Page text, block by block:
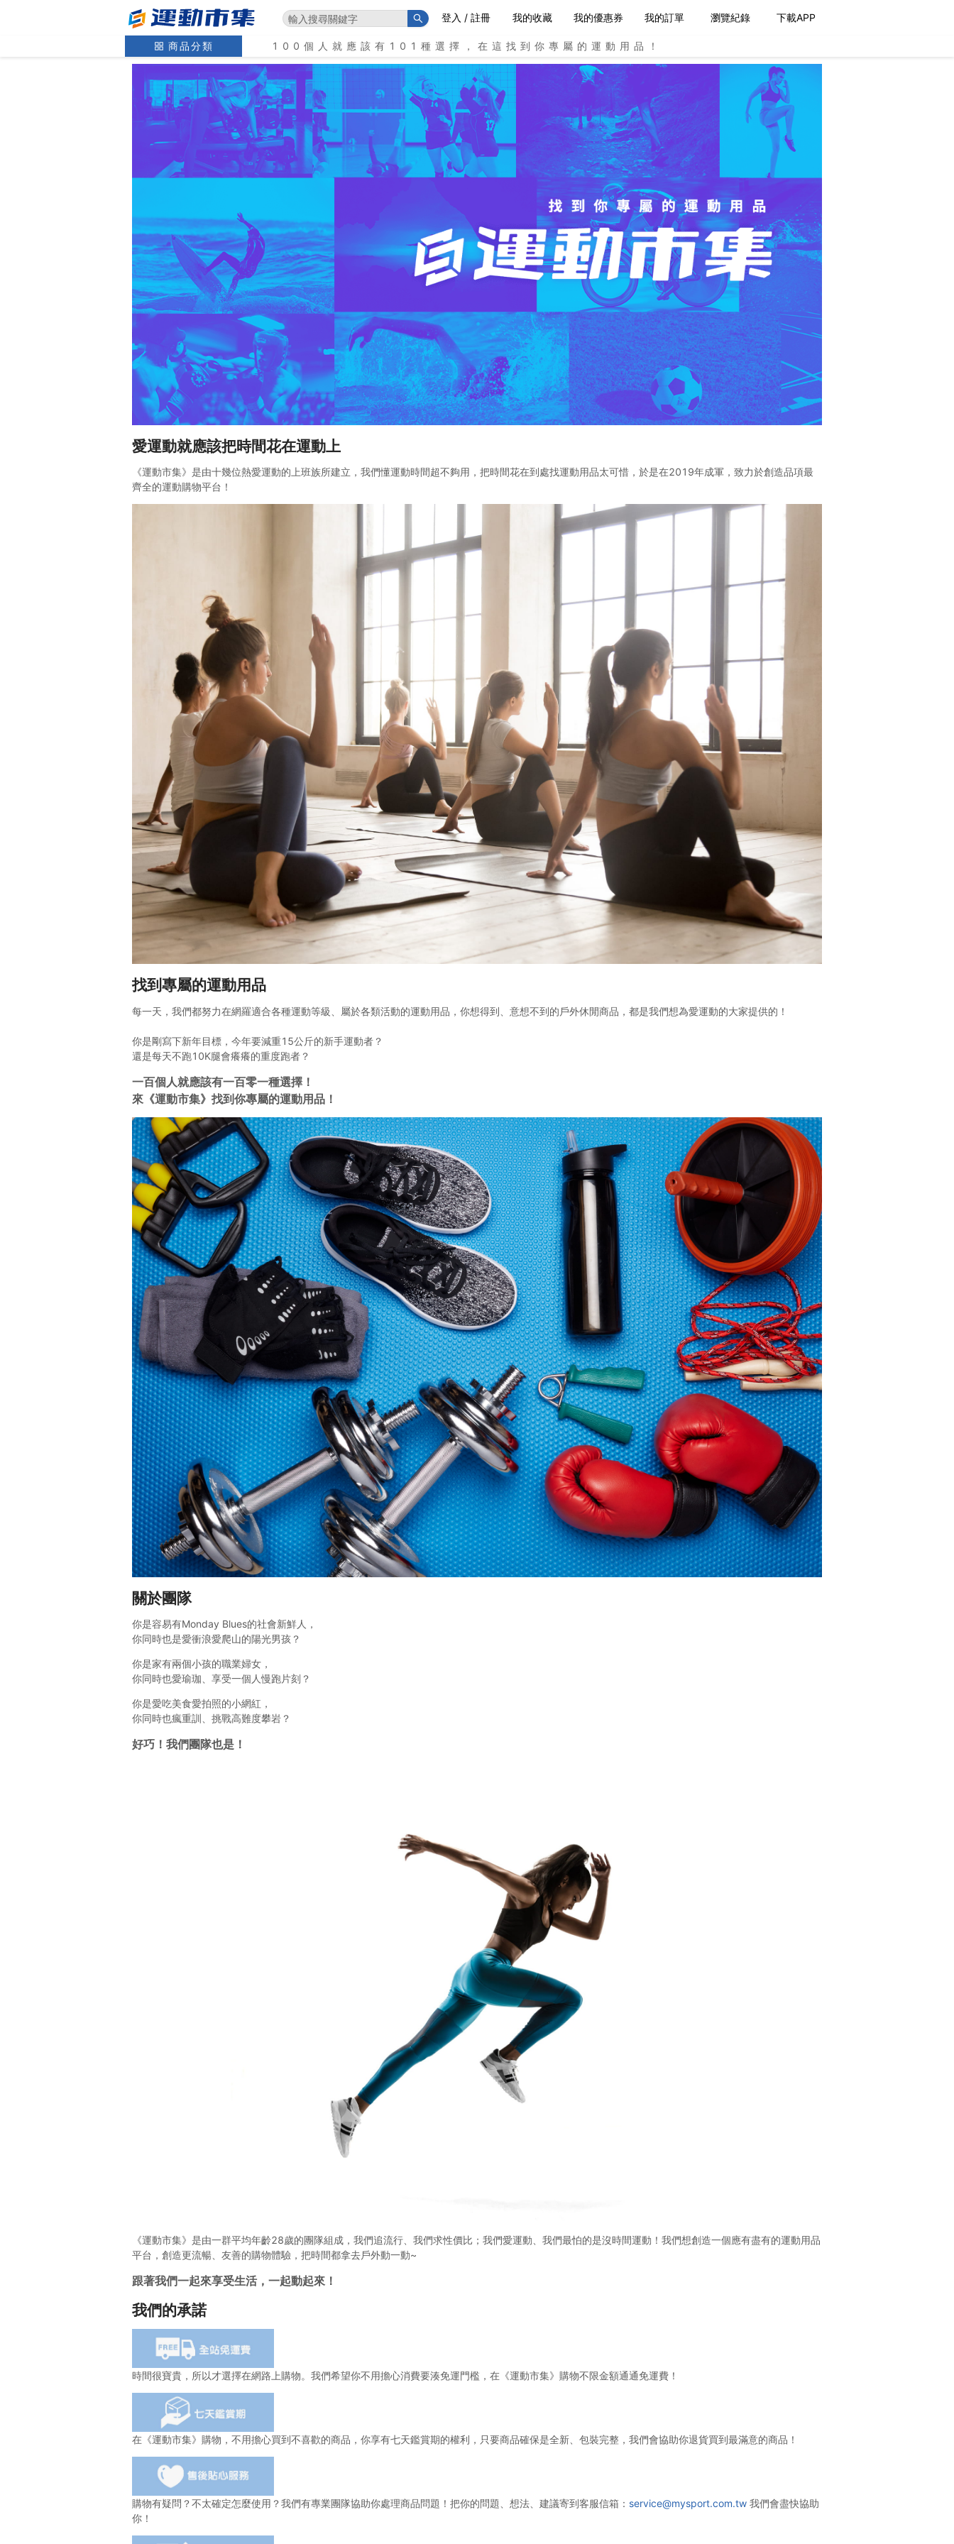
登入 / 註冊 我的收藏 我的優惠券 我的訂單 瀏覽紀錄 下載APP
商品分類 100個人就應該有101種選擇，在這找到你專屬的運動用品！
愛運動就應該把時間花在運動上
《運動市集》是由十幾位熱愛運動的上班族所建立，我們懂運動時間超不夠用，把時間花在到處找運動用品太可惜，於是在2019年成軍，致力於創造品項最
齊全的運動購物平台！
找到專屬的運動用品
每一天，我們都努力在網羅適合各種運動等級、屬於各類活動的運動用品，你想得到、意想不到的戶外休閒商品，都是我們想為愛運動的大家提供的！
你是剛寫下新年目標，今年要減重15公斤的新手運動者？
還是每天不跑10K腿會癢癢的重度跑者？
一百個人就應該有一百零一種選擇！
來《運動市集》找到你專屬的運動用品！
關於團隊
你是容易有Monday Blues的社會新鮮人，
你同時也是愛衝浪愛爬山的陽光男孩？
你是家有兩個小孩的職業婦女，
你同時也愛瑜珈、享受一個人慢跑片刻？
你是愛吃美食愛拍照的小網紅，
你同時也瘋重訓、挑戰高難度攀岩？
好巧！我們團隊也是！
《運動市集》是由一群平均年齡28歲的團隊組成，我們追流行、我們求性價比；我們愛運動、我們最怕的是沒時間運動！我們想創造一個應有盡有的運動用品
平台，創造更流暢、友善的購物體驗，把時間都拿去戶外動一動~
跟著我們一起來享受生活，一起動起來！
我們的承諾
時間很寶貴，所以才選擇在網路上購物。我們希望你不用擔心消費要湊免運門檻，在《運動市集》購物不限金額通通免運費！
在《運動市集》購物，不用擔心買到不喜歡的商品，你享有七天鑑賞期的權利，只要商品確保是全新、包裝完整，我們會協助你退貨買到最滿意的商品！
購物有疑問？不太確定怎麼使用？我們有專業團隊協助你處理商品問題！把你的問題、想法、建議寄到客服信箱： service@mysport.com.tw 我們會盡快協助
你！